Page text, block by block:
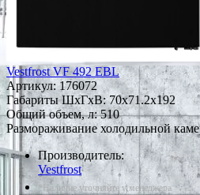
Vestfrost VF 492 EBL
Артикул: 176072
Габариты ШxГxВ: 70x71.2x192
Общий объем, л: 510
Размораживание холодильной
Производитель:
Vestfrost
*Наличие уточняйте у менеджера